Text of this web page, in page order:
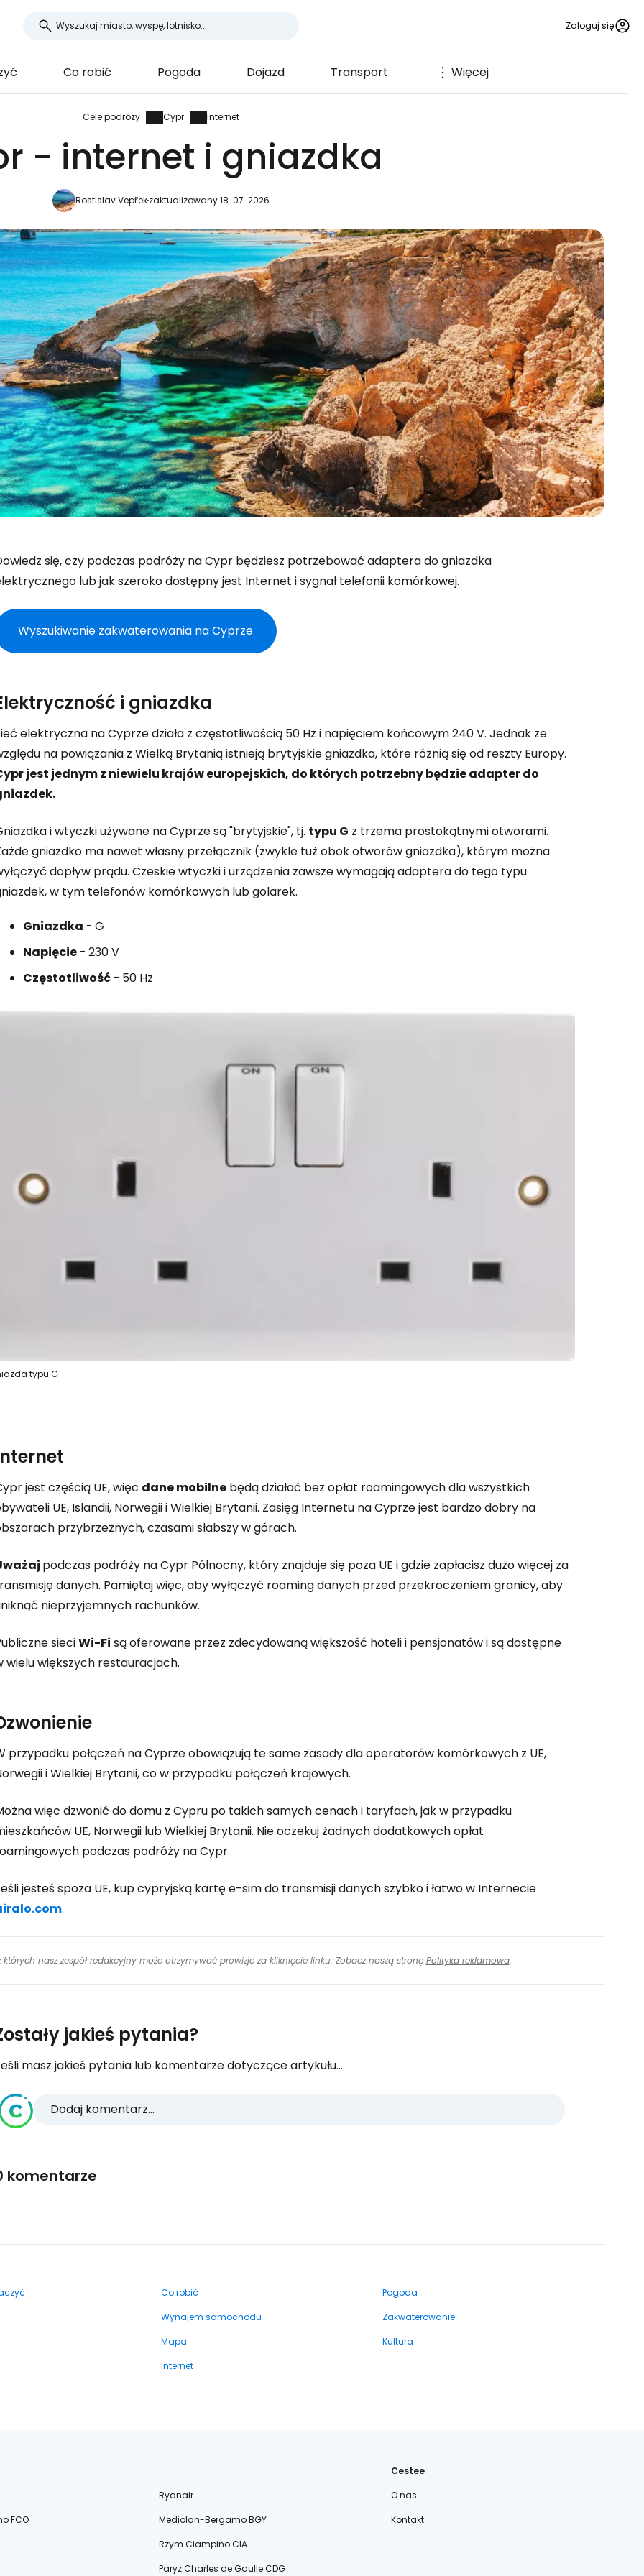
Zaloguj się
Co robić Pogoda Dojazd Transport Więcej
Cele podróży Cypr Internet
- internet i gniazdka
Rostislav Vepřekzaktualizowany 18. 07. 2026
się, czy podczas podróży na Cypr będziesz potrzebować adaptera do gniazdka
lub jak szeroko dostępny jest Internet i sygnał telefonii komórkowej.
Wyszukiwanie zakwaterowania na Cyprze
i gniazdka
elektryczna na Cyprze działa z częstotliwością 50 Hz i napięciem końcowym 240 V. Jednak ze
na powiązania z Wielką Brytanią istnieją brytyjskie gniazdka, które różnią się od reszty Europy.
jest jednym z niewielu krajów europejskich, do których potrzebny będzie adapter do
i wtyczki używane na Cyprze są "brytyjskie", tj. typu G z trzema prostokątnymi otworami.
gniazdko ma nawet własny przełącznik (zwykle tuż obok otworów gniazdka), którym można
dopływ prądu. Czeskie wtyczki i urządzenia zawsze wymagają adaptera do tego typu
w tym telefonów komórkowych lub golarek.
Gniazdka - G
Napięcie - 230 V
Częstotliwość - 50 Hz
typu G
jest częścią UE, więc dane mobilne będą działać bez opłat roamingowych dla wszystkich
UE, Islandii, Norwegii i Wielkiej Brytanii. Zasięg Internetu na Cyprze jest bardzo dobry na
przybrzeżnych, czasami słabszy w górach.
podczas podróży na Cypr Północny, który znajduje się poza UE i gdzie zapłacisz dużo więcej za
danych. Pamiętaj więc, aby wyłączyć roaming danych przed przekroczeniem granicy, aby
nieprzyjemnych rachunków.
sieciWi-Fi są oferowane przez zdecydowaną większość hoteli i pensjonatów i są dostępne
wielu większych restauracjach.
przypadku połączeń na Cyprze obowiązują te same zasady dla operatorów komórkowych z UE,
i Wielkiej Brytanii, co w przypadku połączeń krajowych.
więc dzwonić do domu z Cypru po takich samych cenach i taryfach, jak w przypadku
UE, Norwegii lub Wielkiej Brytanii. Nie oczekuj żadnych dodatkowych opłat
podczas podróży na Cypr.
jesteś spoza UE, kup cypryjską kartę e-sim do transmisji danych szybko i łatwo w Internecie
.
nasz zespół redakcyjny może otrzymywać prowizje za kliknięcie linku. Zobacz naszą stronę Polityka reklamowa.
jakieś pytania?
masz jakieś pytania lub komentarze dotyczące artykułu...
Dodaj komentarz...
komentarze
Co robić
Pogoda
Wynajem samochodu
Zakwaterowanie
Mapa
Kultura
Internet
Ryanair
FCO
Mediolan-Bergamo BGY
Rzym Ciampino CIA
Paryż Charles de Gaulle CDG
Cestee
O nas
Kontakt
Zaloguj się do Cestee